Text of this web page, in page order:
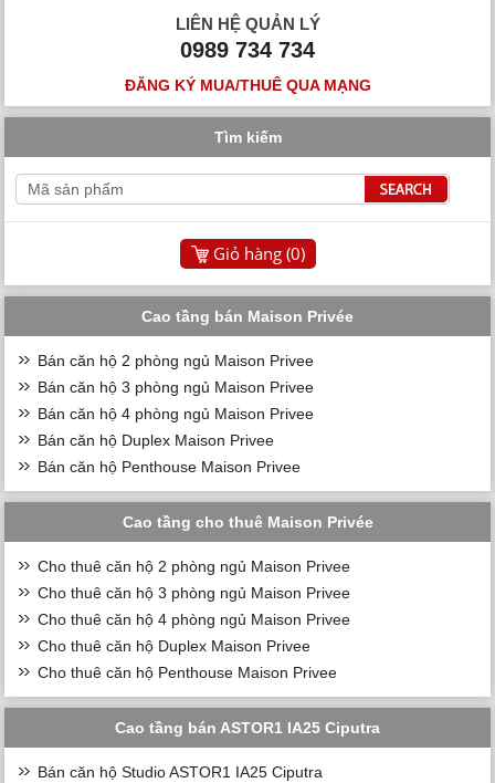
LIÊN HỆ QUẢN LÝ
0989 734 734
ĐĂNG KÝ MUA/THUÊ QUA MẠNG
Tìm kiếm
Giỏ hàng (0)
Cao tầng bán Maison Privée
Bán căn hộ 2 phòng ngủ Maison Privee
Bán căn hộ 3 phòng ngủ Maison Privee
Bán căn hộ 4 phòng ngủ Maison Privee
Bán căn hộ Duplex Maison Privee
Bán căn hộ Penthouse Maison Privee
Cao tầng cho thuê Maison Privée
Cho thuê căn hộ 2 phòng ngủ Maison Privee
Cho thuê căn hộ 3 phòng ngủ Maison Privee
Cho thuê căn hộ 4 phòng ngủ Maison Privee
Cho thuê căn hộ Duplex Maison Privee
Cho thuê căn hộ Penthouse Maison Privee
Cao tầng bán ASTOR1 IA25 Ciputra
Bán căn hộ Studio ASTOR1 IA25 Ciputra